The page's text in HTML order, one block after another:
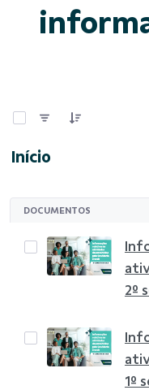
Início
DOCUMENTOS
2º
1º